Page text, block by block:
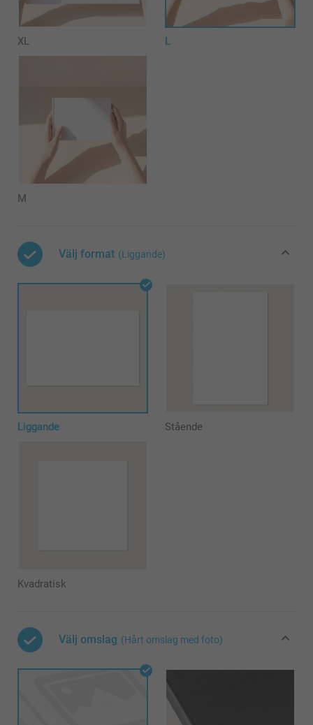
XL L
M
Välj format (Liggande)
Liggande Stående
Kvadratisk
Välj omslag (Hårt omslag med foto)